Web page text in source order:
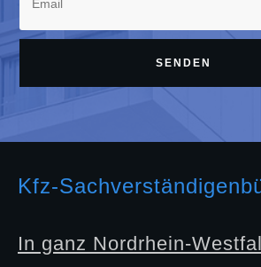
SENDEN
Kfz-
In ganz Nordrhein-